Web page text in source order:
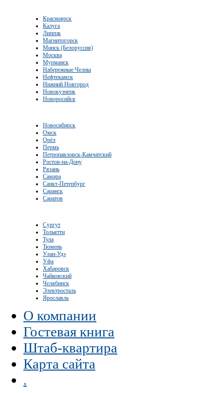
Красноярск
Калуга
Липецк
Магнитогорск
Минск (Белоруссия)
Москва
Мурманск
Набережные Челны
Нефтекамск
Нижний Новгород
Новокузнецк
Новоросийск
Новосибирск
Омск
Орёл
Пермь
Петропавловск-Камчатский
Ростов-на-Дону
Рязань
Самара
Санкт-Петербург
Саранск
Саратов
Сургут
Тольятти
Тула
Тюмень
Улан-Удэ
Уфа
Хабаровск
Чайковский
Челябинск
Электросталь
Ярославль
О компании
Гостевая книга
Штаб-квартира
Карта сайта
.